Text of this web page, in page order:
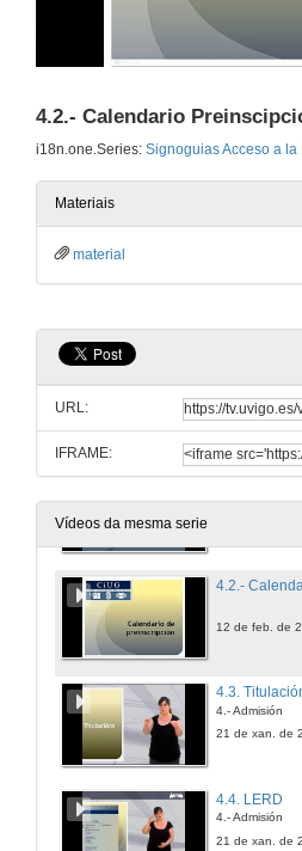
4.2.- Calendario
i18n.one.Series: Signoguias Acceso a la
Materiais
material
URL:
IFRAME:
Vídeos da mesma serie
2.- As PAU
4.1.1.
4.- Admisión
4.- Admisión
21 de xan. de
4.1.4. Orden
4.2.-
12 de feb. de
4.3.
4.- Admisión
21 de xan. de
4.4. LERD
4.- Admisión
21 de xan. de